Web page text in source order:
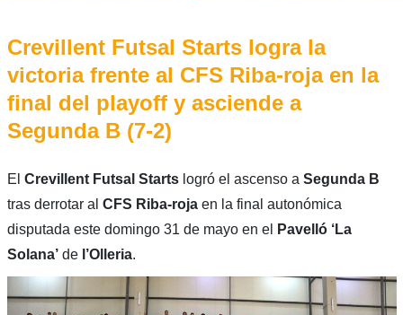
Crevillent Futsal Starts logra la
victoria frente al CFS Riba-roja en la
final del playoff y asciende a
Segunda B (7-2)
El Crevillent Futsal Startslogró el ascenso a Segunda B
tras derrotar al CFS Riba-rojaen la final autonómica
disputada este domingo 31 de mayo en el
Pavelló ‘La
Solana’de l’Olleria.